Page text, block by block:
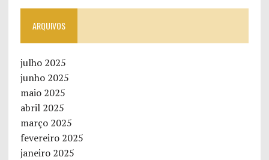
ARQUIVOS
julho 2025
junho 2025
maio 2025
abril 2025
março 2025
fevereiro 2025
janeiro 2025